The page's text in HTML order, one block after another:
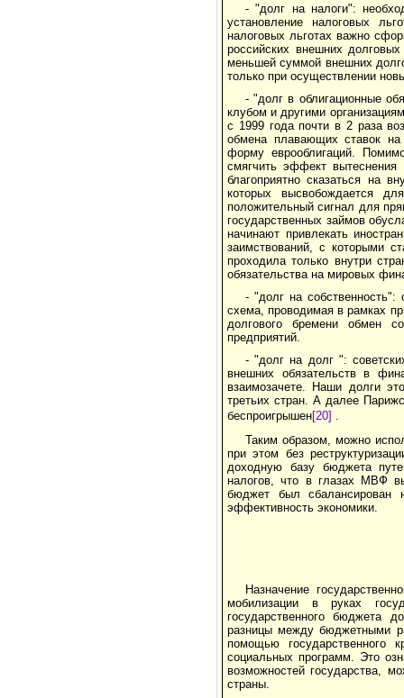
- "долг на налоги":
установление налоговых
налоговых льготах важно
российских внешних
меньшей суммой внешних
только при осуществлении
- "долг в облигационные
клубом и другими
с 1999 года почти в 2 раза
обмена плавающих ставок на
форму еврооблигаций.
смягчить эффект
благоприятно сказаться на
которых высвобождается
положительный сигнал для
государственных займов
начинают привлекать
заимствований, с которыми
проходила только внутри
обязательства на мировых
- "долг на
схема, проводимая в рамках
долгового бремени обмен
предприятий.
- "долг на долг ":
внешних обязательств в
взаимозачете. Наши долги
третьих стран. А далее
беспроигрышен[20]
Таким образом, можно
при этом без
доходную базу бюджета
налогов, что в глазах МВФ
бюджет был сбалансирован
эффективность экономики.
Назначение
мобилизации в руках
государственного бюджета
разницы между бюджетными
помощью государственного
социальных программ. Это
возможностей государства,
страны.